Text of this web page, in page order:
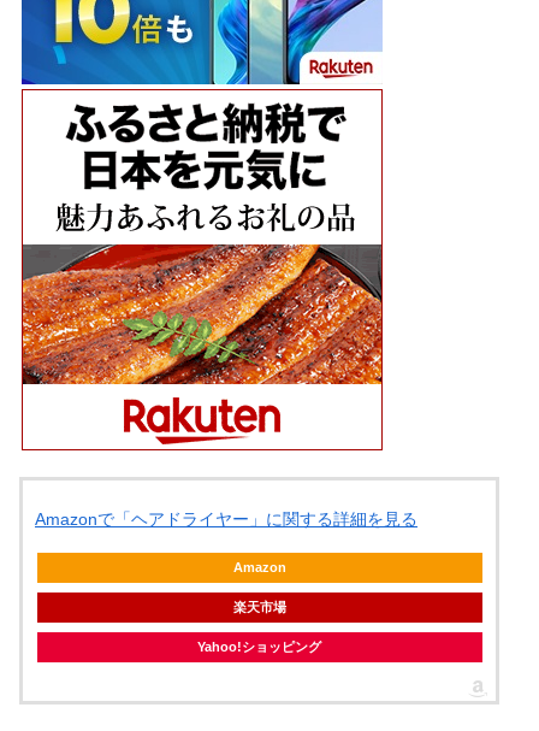
Amazonで「ヘアドライヤー」に関する詳細を見る
Amazon
楽天市場
Yahoo!ショッピング